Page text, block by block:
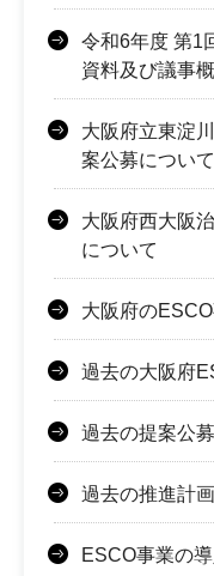
令和6年度 第1
資料及び議事
大阪府立東淀
案公募について
大阪府西大阪
について
大阪府の
過去の大阪府
過去の提案公募
過去の推進計
ESCO事業の